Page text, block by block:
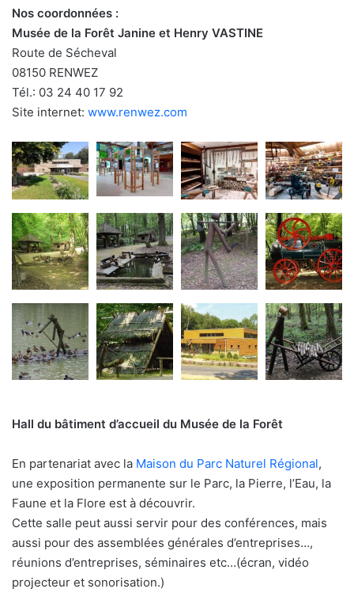
Nos coordonnées :
Musée de la Forêt Janine et Henry VASTINE
Route de Sécheval
08150 RENWEZ
Tél.: 03 24 40 17 92
Site internet: www.renwez.com
Hall du bâtiment d’accueil du Musée de la Forêt
En partenariat avec la Maison du Parc Naturel Régional,
une exposition permanente sur le Parc, la Pierre, l’Eau, la
Faune et la Flore est à découvrir.
Cette salle peut aussi servir pour des conférences, mais
aussi pour des assemblées générales d’entreprises…,
réunions d’entreprises, séminaires etc…(écran, vidéo
projecteur et sonorisation.)